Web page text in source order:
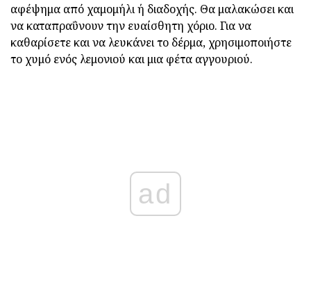
αφέψημα από χαμομήλι ή διαδοχής. Θα μαλακώσει και
να καταπραΰνουν την ευαίσθητη χόριο. Για να
καθαρίσετε και να λευκάνει το δέρμα, χρησιμοποιήστε
το χυμό ενός λεμονιού και μια φέτα αγγουριού.
ad